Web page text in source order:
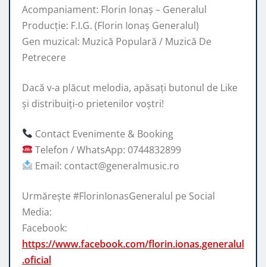
Acompaniament: Florin Ionaș – Generalul
Producție: F.I.G. (Florin Ionaș Generalul)
Gen muzical: Muzică Populară / Muzică De
Petrecere
Dacă v-a plăcut melodia, apăsați butonul de Like
și distribuiți-o prietenilor voștri!
Contact Evenimente & Booking
Telefon / WhatsApp: 0744832899
Email: contact@generalmusic.ro
Urmărește #FlorinIonasGeneralul pe Social
Media:
Facebook:
https://www.facebook.com/florin.ionas.generalul
.oficial